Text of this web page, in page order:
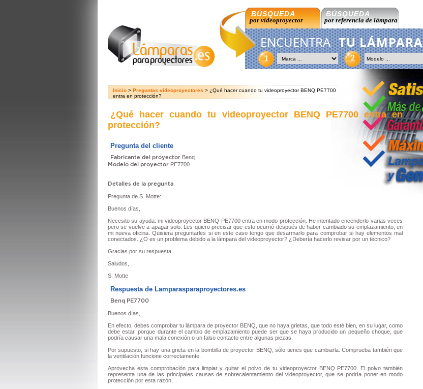
BÚSQUEDA
por videoproyector
BÚSQUEDA
por referencia de lámpara
ENCUENTRA TU LÁMPARA
1 2
Inicio > Preguntas videoproyectores > ¿Qué hacer cuando tu videoproyector BENQ PE7700
entra en protección?
¿Qué hacer cuando tu videoproyector BENQ PE7700 entra en
protección?
Pregunta del cliente
Fabricante del proyector Benq
Modelo del proyector PE7700
Detalles de la pregunta
Pregunta de S. Motte:
Buenos días,
Necesito su ayuda: mi videoproyector BENQ PE7700 entra en modo protección. He intentado encenderlo varias veces
pero se vuelve a apagar solo. Les quiero precisar que esto ocurrió después de haber cambiado su emplazamiento, en
mi nueva oficina. Quisiera preguntarles si en este caso tengo que desarmarlo para comprobar si hay elementos mal
conectados. ¿O es un problema debido a la lámpara del videoproyector? ¿Debería hacerlo revisar por un técnico?
Gracias por su respuesta.
Saludos,
S. Motte
Respuesta de Lamparasparaproyectores.es
Benq PE7700
Buenos días,
En efecto, debes comprobar tu lámpara de proyector BENQ, que no haya grietas, que todo esté bien, en su lugar, como
debe estar, porque durante el cambio de emplazamiento puede ser que se haya producido un pequeño choque, que
podría causar una mala conexión o un falso contacto entre algunas piezas.
Por supuesto, si hay una grieta en la bombilla de proyector BENQ, sólo tienes que cambiarla. Comprueba también que
la ventilación funcione correctamente.
Aprovecha esta comprobación para limpiar y quitar el polvo de tu videoproyector BENQ PE7700. El polvo también
representa una de las principales causas de sobrecalentamiento del videoproyector, que se podría poner en modo
protección por esta razón.